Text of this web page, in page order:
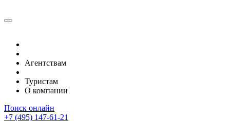
Агентствам
Туристам
О компании
Поиск онлайн
+7 (495) 147-61-21